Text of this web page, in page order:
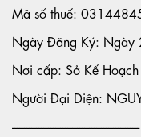
Mã số thuế:
Ngày Đăng Ký: Ngày
Nơi cấp: Sở Kế
Người Đại Diện:
-----------------------------------------------------